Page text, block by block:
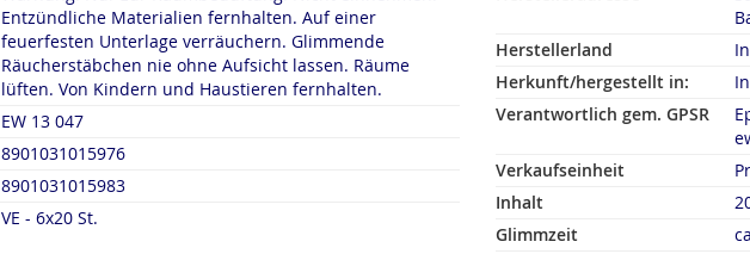
Entzündliche Materialien fernhalten. Auf einer
feuerfesten Unterlage verräuchern. Glimmende
Räucherstäbchen nie ohne Aufsicht lassen. Räume
lüften. Von Kindern und Haustieren fernhalten.
EW 13 047
8901031015976
8901031015983
VE - 6x20 St.
Herstellerland
Herkunft/hergestellt in:
Verantwortlich gem. GPSR
Verkaufseinheit
Inhalt
Glimmzeit